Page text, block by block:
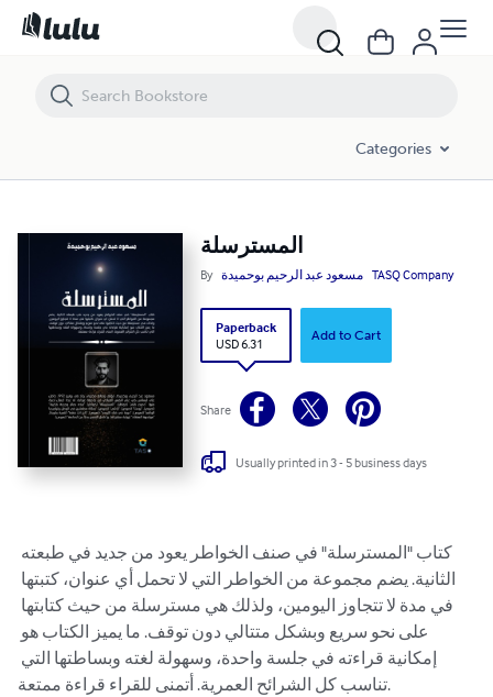
Categories
المسترسلة
By مسعود عبد الرحيم بوحميدة TASQ Company
Paperback
USD 6.31
Add to Cart
Share
Usually printed in 3 - 5 business days
كتاب "المسترسلة" في صنف الخواطر يعود من جديد في طبعته
الثانية. يضم مجموعة من الخواطر التي لا تحمل أي عنوان، كتبتها
في مدة لا تتجاوز اليومين، ولذلك هي مسترسلة من حيث كتابتها
على نحو سريع وبشكل متتالي دون توقف. ما يميز الكتاب هو
إمكانية قراءته في جلسة واحدة، وسهولة لغته وبساطتها التي
تناسب كل الشرائح العمرية. أتمنى للقراء قراءة ممتعة.
المسترسلة